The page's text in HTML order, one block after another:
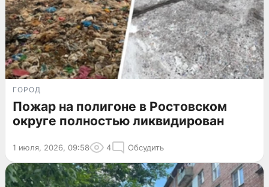
ГОРОД
Пожар на полигоне в Ростовском
округе полностью ликвидирован
1 июля, 2026, 09:58 4 Обсудить